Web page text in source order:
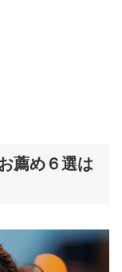
薦め６選は